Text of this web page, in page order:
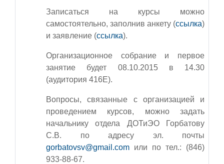
Записаться на курсы можно
самостоятельно, заполнив анкету (ссылка)
и заявление (ссылка).
Организационное собрание и первое
занятие будет 08.10.2015 в 14.30
(аудитория 416E).
Вопросы, связанные с организацией и
проведением курсов, можно задать
начальнику отдела ДОТиЭО Горбатову
С.В. по адресу эл. почты
gorbatovsv@gmail.com или по тел.: (846)
933-88-67.